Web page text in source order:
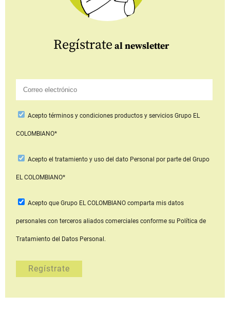
Regístrate al newsletter
Aceptotérminos y condiciones productos y serviciosGrupo EL
COLOMBIANO*
Acepto el tratamiento y uso del dato Personal por parte del Grupo
EL COLOMBIANO*
Acepto que Grupo EL COLOMBIANOcomparta mis datos
personales con terceros aliados comerciales conforme su Política de
Tratamiento del Datos Personal.